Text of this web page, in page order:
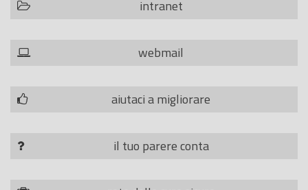
intranet
webmail
aiutaci a migliorare
il tuo parere conta